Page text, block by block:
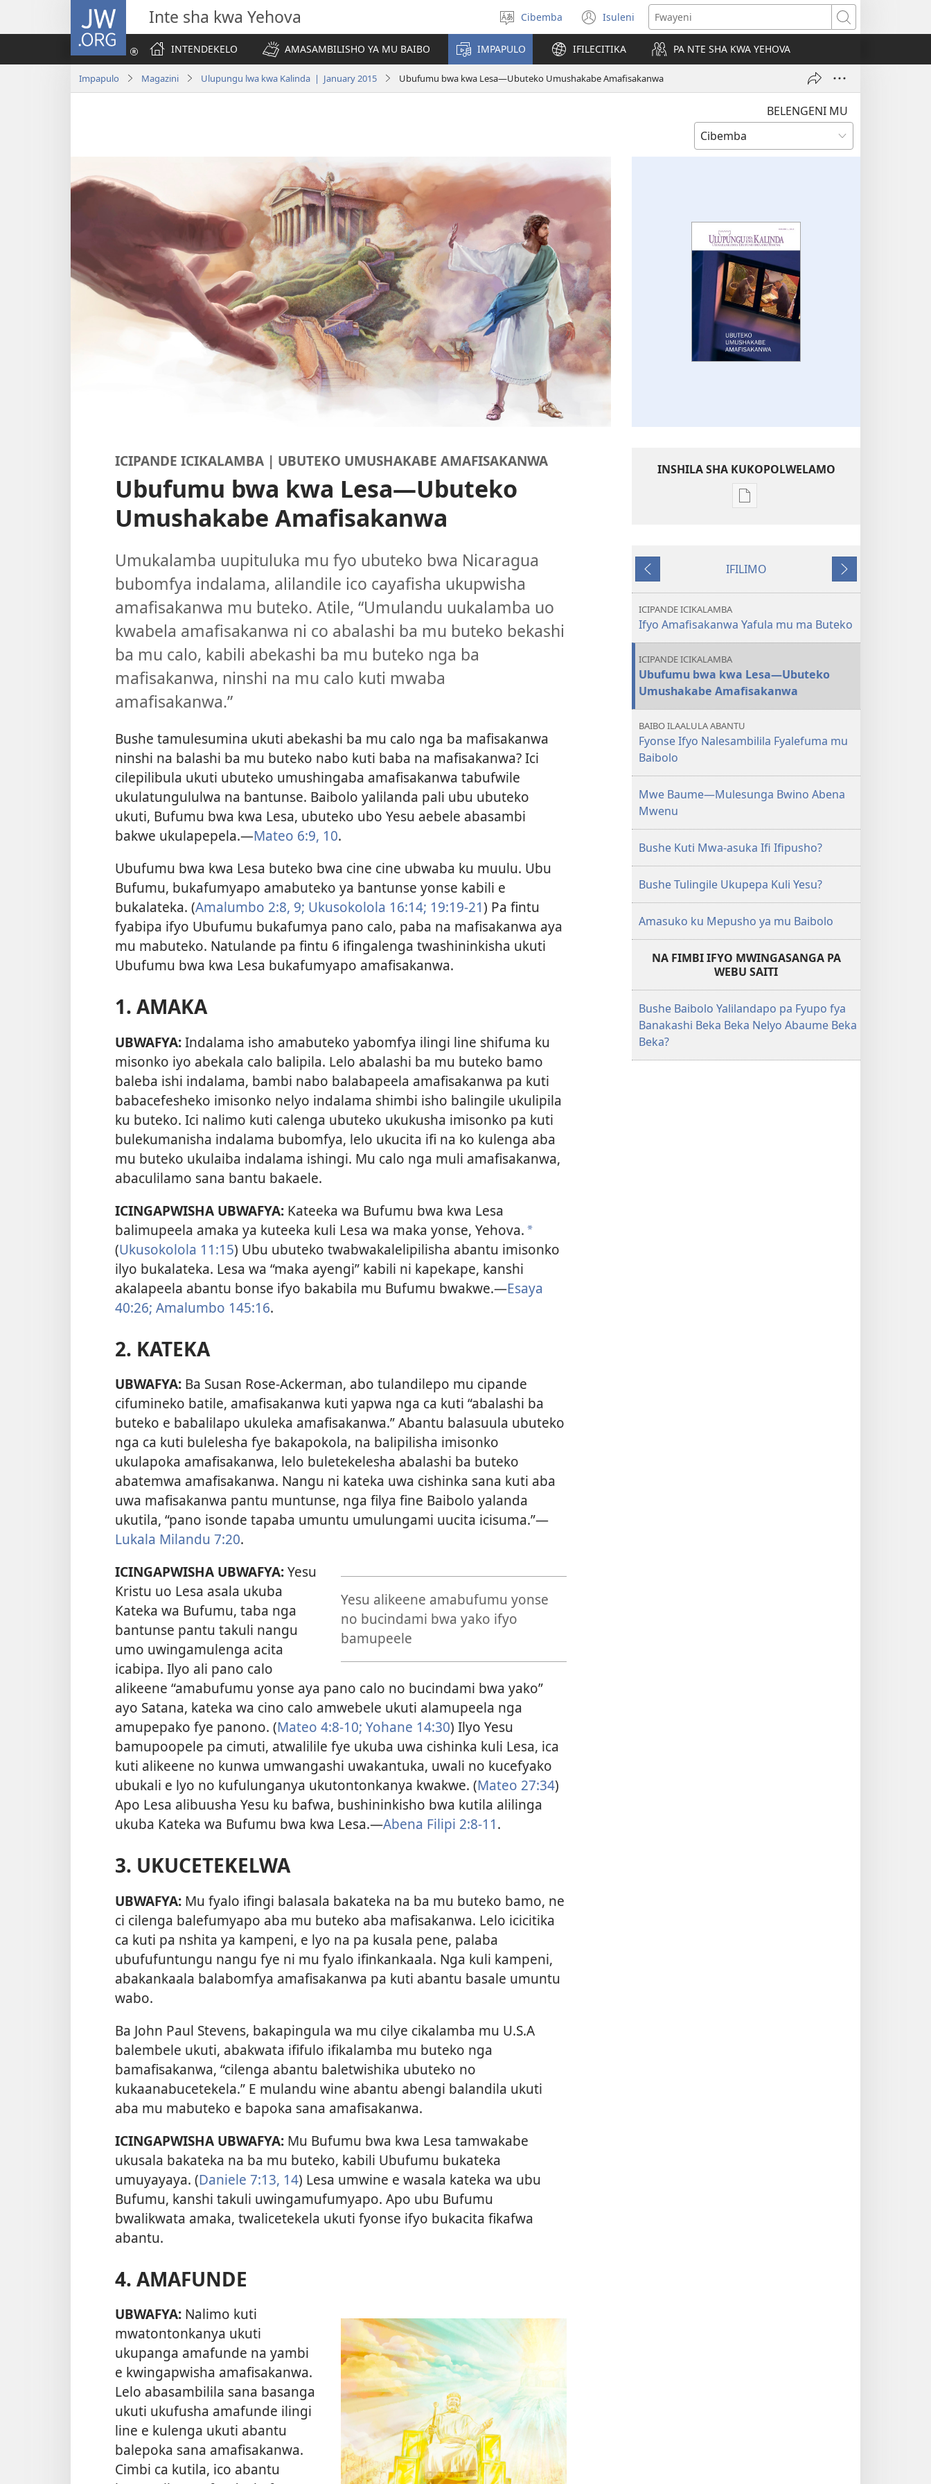
JW.ORG Inte sha kwa Yehova
Saleni
ululimi
Cibemba Isuleni
(yalaisula
na
imbi)
Fwayeni
INTENDEKELO
AMASAMBILISHO YA MU BAIBO IMPAPULO IFILECITIKA PA NTE SHA KWA YEHOVA
Impapulo Magazini Ulupungu lwa kwa Kalinda | January 2015 Ubufumu bwa kwa Lesa​—Ubuteko Umushakabe Amafisakanwa
BELENGENI MU
ICIPANDE ICIKALAMBA | UBUTEKO UMUSHAKABE AMAFISAKANWA
Ubufumu bwa kwa Lesa—Ubuteko
Umushakabe Amafisakanwa
Umukalamba uupituluka mu fyo ubuteko bwa Nicaragua
bubomfya indalama, alilandile ico cayafisha ukupwisha
amafisakanwa mu buteko. Atile, “Umulandu uukalamba uo
kwabela amafisakanwa ni co abalashi ba mu buteko bekashi
ba mu calo, kabili abekashi ba mu buteko nga ba
mafisakanwa, ninshi na mu calo kuti mwaba
amafisakanwa.”
Bushe tamulesumina ukuti abekashi ba mu calo nga ba mafisakanwa
ninshi na balashi ba mu buteko nabo kuti baba na mafisakanwa? Ici
cilepilibula ukuti ubuteko umushingaba amafisakanwa tabufwile
ukulatungululwa na bantunse. Baibolo yalilanda pali ubu ubuteko
ukuti, Bufumu bwa kwa Lesa, ubuteko ubo Yesu aebele abasambi
bakwe ukulapepela.—Mateo 6:9, 10.
Ubufumu bwa kwa Lesa buteko bwa cine cine ubwaba ku muulu. Ubu
Bufumu, bukafumyapo amabuteko ya bantunse yonse kabili e
bukalateka. (Amalumbo 2:8, 9; Ukusokolola 16:14; 19:19-21) Pa fintu
fyabipa ifyo Ubufumu bukafumya pano calo, paba na mafisakanwa aya
mu mabuteko. Natulande pa fintu 6 ifingalenga twashininkisha ukuti
Ubufumu bwa kwa Lesa bukafumyapo amafisakanwa.
1. AMAKA
UBWAFYA:Indalama isho amabuteko yabomfya ilingi line shifuma ku
misonko iyo abekala calo balipila. Lelo abalashi ba mu buteko bamo
baleba ishi indalama, bambi nabo balabapeela amafisakanwa pa kuti
babacefesheko imisonko nelyo indalama shimbi isho balingile ukulipila
ku buteko. Ici nalimo kuti calenga ubuteko ukukusha imisonko pa kuti
bulekumanisha indalama bubomfya, lelo ukucita ifi na ko kulenga aba
mu buteko ukulaiba indalama ishingi. Mu calo nga muli amafisakanwa,
abaculilamo sana bantu bakaele.
ICINGAPWISHA UBWAFYA: Kateeka wa Bufumu bwa kwa Lesa
balimupeela amaka ya kuteeka kuli Lesa wa maka yonse, Yehova. *
(Ukusokolola 11:15) Ubu ubuteko twabwakalelipilisha abantu imisonko
ilyo bukalateka. Lesa wa “maka ayengi” kabili ni kapekape, kanshi
akalapeela abantu bonse ifyo bakabila mu Bufumu bwakwe.—Esaya
40:26; Amalumbo 145:16.
2. KATEKA
UBWAFYA: Ba Susan Rose-Ackerman, abo tulandilepo mu cipande
cifumineko batile, amafisakanwa kuti yapwa nga ca kuti “abalashi ba
buteko e babalilapo ukuleka amafisakanwa.” Abantu balasuula ubuteko
nga ca kuti bulelesha fye bakapokola, na balipilisha imisonko
ukulapoka amafisakanwa, lelo buletekelesha abalashi ba buteko
abatemwa amafisakanwa. Nangu ni kateka uwa cishinka sana kuti aba
uwa mafisakanwa pantu muntunse, nga filya fine Baibolo yalanda
ukutila, “pano isonde tapaba umuntu umulungami uucita icisuma.”—
Lukala Milandu 7:20.
Yesu alikeene amabufumu yonse
no bucindami bwa yako ifyo
bamupeele
ICINGAPWISHA UBWAFYA:Yesu
Kristu uo Lesa asala ukuba
Kateka wa Bufumu, taba nga
bantunse pantu takuli nangu
umo uwingamulenga acita
icabipa. Ilyo ali pano calo
alikeene “amabufumu yonse aya pano calo no bucindami bwa yako”
ayo Satana, kateka wa cino calo amwebele ukuti alamupeela nga
amupepako fye panono. (Mateo 4:8-10; Yohane 14:30) Ilyo Yesu
bamupoopele pa cimuti, atwalilile fye ukuba uwa cishinka kuli Lesa, ica
kuti alikeene no kunwa umwangashi uwakantuka, uwali no kucefyako
ubukali e lyo no kufulunganya ukutontonkanya kwakwe. (Mateo 27:34)
Apo Lesa alibuusha Yesu ku bafwa, bushininkisho bwa kutila alilinga
ukuba Kateka wa Bufumu bwa kwa Lesa.—Abena Filipi 2:8-11.
3. UKUCETEKELWA
UBWAFYA: Mu fyalo ifingi balasala bakateka na ba mu buteko bamo, ne
ci cilenga balefumyapo aba mu buteko aba mafisakanwa. Lelo icicitika
ca kuti pa nshita ya kampeni, e lyo na pa kusala pene, palaba
ubufufuntungu nangu fye ni mu fyalo ifinkankaala. Nga kuli kampeni,
abakankaala balabomfya amafisakanwa pa kuti abantu basale umuntu
wabo.
Ba John Paul Stevens, bakapingula wa mu cilye cikalamba mu U.S.A
balembele ukuti, abakwata ififulo ifikalamba mu buteko nga
bamafisakanwa, “cilenga abantu baletwishika ubuteko no
kukaanabucetekela.” E mulandu wine abantu abengi balandila ukuti
aba mu mabuteko e bapoka sana amafisakanwa.
ICINGAPWISHA UBWAFYA: Mu Bufumu bwa kwa Lesa tamwakabe
ukusala bakateka na ba mu buteko, kabili Ubufumu bukateka
umuyayaya. (Daniele 7:13, 14) Lesa umwine e wasala kateka wa ubu
Bufumu, kanshi takuli uwingamufumyapo. Apo ubu Bufumu
bwalikwata amaka, twalicetekela ukuti fyonse ifyo bukacita fikafwa
abantu.
4. AMAFUNDE
UBWAFYA: Nalimo kuti
mwatontonkanya ukuti
ukupanga amafunde na yambi
e kwingapwisha amafisakanwa.
Lelo abasambilila sana basanga
ukuti ukufusha amafunde ilingi
line e kulenga ukuti abantu
balepoka sana amafisakanwa.
Cimbi ca kutila, ico abantu
INSHILA SHA KUKOPOLWELAMO
Inshila
sha
ULUPUNGU
KALINDA
Ubuteko
Amafisakanwa
Icifumineko
IFILIMO
Icikonkelepo
ICIPANDE ICIKALAMBA
Ifyo Amafisakanwa Yafula mu ma Buteko
ICIPANDE ICIKALAMBA
Ubufumu bwa kwa Lesa​—Ubuteko
Umushakabe Amafisakanwa
BAIBO ILAALULA ABANTU
Fyonse Ifyo Nalesambilila Fyalefuma mu
Baibolo
Mwe Baume​—Mulesunga Bwino Abena
Mwenu
Bushe Kuti Mwa-asuka Ifi Ifipusho?
Bushe Tulingile Ukupepa Kuli Yesu?
Amasuko ku Mepusho ya mu Baibolo
NA FIMBI IFYO MWINGASANGA PA
WEBU SAITI
Bushe Baibolo Yalilandapo pa Fyupo fya
Banakashi Beka Beka Nelyo Abaume Beka
Beka?